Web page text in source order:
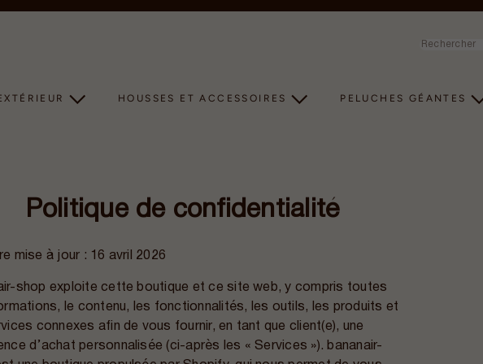
Rechercher
HOUSSES ET ACCESSOIRES PELUCHES GÉANTES
Politique de confidentialité
mise à jour : 16 avril 2026
shop exploite cette boutique et ce site web, y compris toutes
le contenu, les fonctionnalités, les outils, les produits et
connexes afin de vous fournir, en tant que client(e), une
d’achat personnalisée (ci-après les « Services »). bananair-